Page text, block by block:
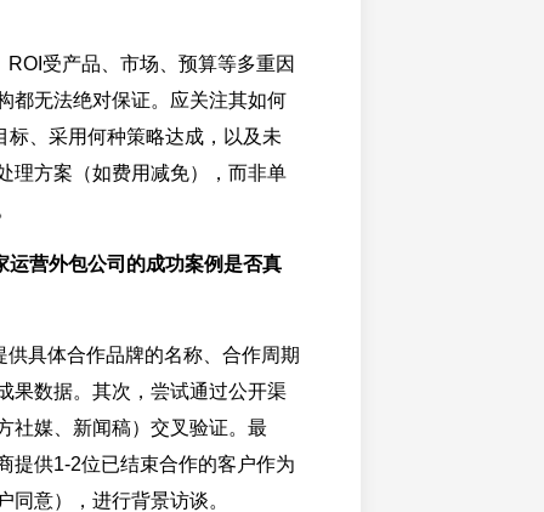
受产品、市场、预算等多重因
都无法绝对保证。应关注其如何
标、采用何种策略达成，以及未
理方案（如费用减免），而非单
运营外包公司的成功案例是否真
供具体合作品牌的名称、合作周期
果数据。其次，尝试通过公开渠
社媒、新闻稿）交叉验证。最
提供1-2位已结束合作的客户作为
同意），进行背景访谈。